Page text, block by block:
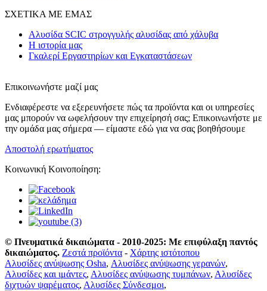
ΣΧΕΤΙΚΑ ΜΕ ΕΜΑΣ
Αλυσίδα SCIC στρογγυλής αλυσίδας από χάλυβα
Η ιστορία μας
Γκαλερί Εργαστηρίων και Εγκαταστάσεων
Επικοινωνήστε μαζί μας
Ενδιαφέρεστε να εξερευνήσετε πώς τα προϊόντα και οι υπηρεσίες
μας μπορούν να ωφελήσουν την επιχείρησή σας; Επικοινωνήστε με
την ομάδα μας σήμερα — είμαστε εδώ για να σας βοηθήσουμε
Αποστολή ερωτήματος
Κοινωνική Κοινοποίηση:
© Πνευματικά δικαιώματα - 2010-2025: Με επιφύλαξη παντός
δικαιώματος. Ζεστά προϊόντα - Χάρτης ιστότοπου
Αλυσίδες ανύψωσης Osha, Αλυσίδες ανύψωσης γερανών,
Αλυσίδες και ιμάντες, Αλυσίδες ανύψωσης τυμπάνων, Αλυσίδες
διχτυών ψαρέματος, Αλυσίδες Σύνδεσμοι,